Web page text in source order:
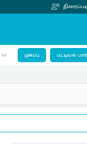
முகப்பு பட்டியல்